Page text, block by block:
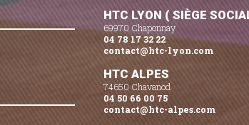
HTC LYON ( SIÈGE
69970 Chaponnay
04 78 17 32 22
contact@htc-lyon.com
HTC ALPES
74650 Chavanod
04 50 66 00 75
contact@htc-alpes.com